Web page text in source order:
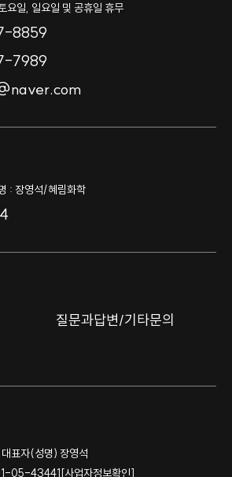
일, 일요일 및 공휴일 휴무
8859
7989
: 장영석/혜림화학
질문과답변/기타문의
대표자(성명) 장영석
05-43441[사업자정보확인]